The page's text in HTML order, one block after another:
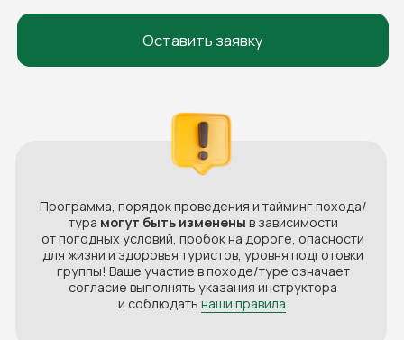
Правила походов
Подарочные сертификаты
Турист Кубани Турист РФ
Праздничные
Контакты Вакансии
О нас